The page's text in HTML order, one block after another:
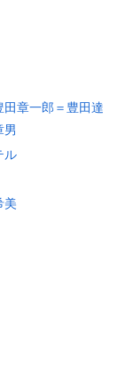
田章一郎＝豊田達
男
ル
美